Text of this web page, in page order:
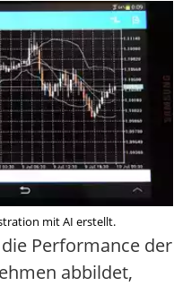
mit AI erstellt.
Performance der
abbildet,